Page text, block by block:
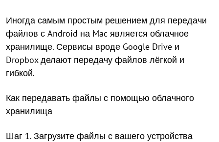
Иногда самым простым решением для передачи
файлов с Android на Mac является облачное
хранилище. Сервисы вроде Google Drive и
Dropbox делают передачу файлов лёгкой и
гибкой.
Как передавать файлы с помощью облачного
хранилища
Шаг 1. Загрузите файлы с вашего устройства